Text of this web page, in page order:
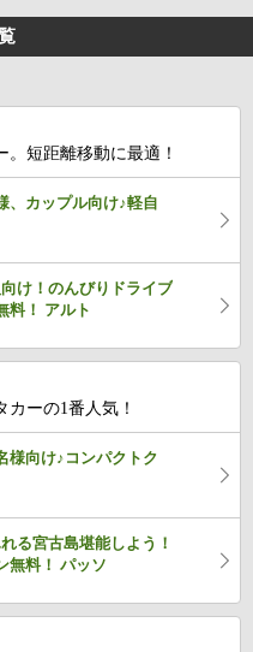
短距離移動に最適！
、カップル向け♪軽自
け！のんびりドライブ
料！ アルト
ーの1番人気！
様向け♪コンパクトク
る宮古島堪能しよう！
無料！ パッソ